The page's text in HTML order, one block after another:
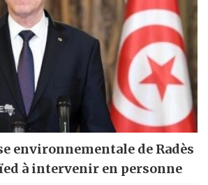
environnementale de Radès
à intervenir en personne